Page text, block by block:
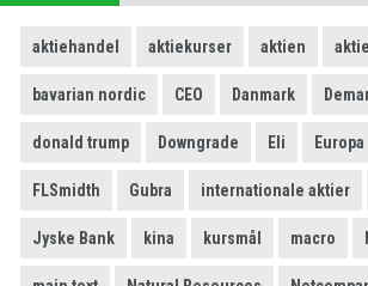
aktiehandel aktiekurser aktien
bavarian nordic CEO Danmark
donald trump Downgrade Eli Europa
FLSmidth Gubra internationale aktier
Jyske Bank kina kursmål macro